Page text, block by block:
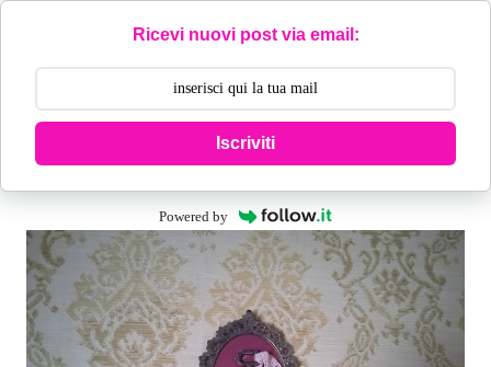
Ricevi nuovi post via email:
Iscriviti
Powered by